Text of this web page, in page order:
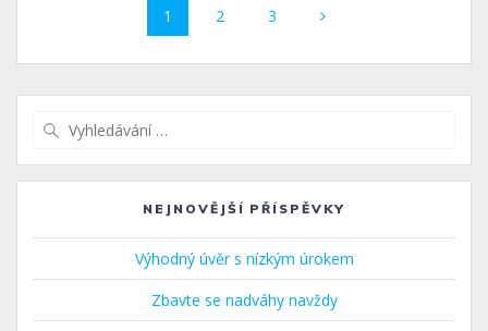
navigaceStránka
1 Stránka
2 Stránka
3
NEJNOVĚJŠÍ PŘÍSPĚVKY
Výhodný úvěr s nízkým úrokem
Zbavte se nadváhy navždy